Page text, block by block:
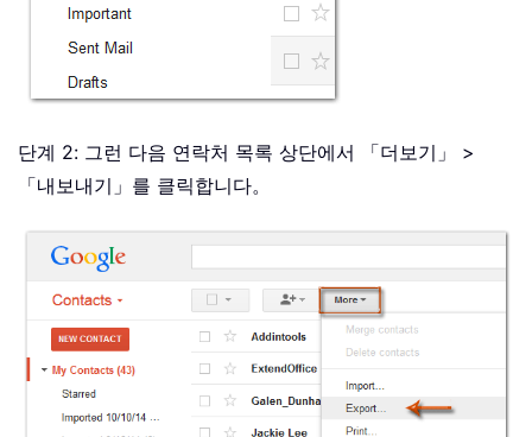
단계 2: 그런 다음 연락처 목록 상단에서 「더보기」 >
「내보내기」를 클릭합니다。